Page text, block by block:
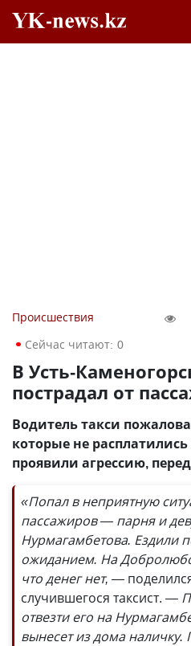
Происшествия
Сейчас читают: 0
В Усть-
пострадал от
Водитель такси
которые не
проявили агрессию,
«Попал в неприятную
пассажиров — парня и
Нурмагамбетова. Ездили
ожиданием. На
что денег нет, —
случившегося таксист. —
отвезти его на
вынесет из дома